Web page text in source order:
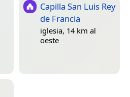
Capilla San Luis Rey
de Francia
iglesia, 14 km al
oeste